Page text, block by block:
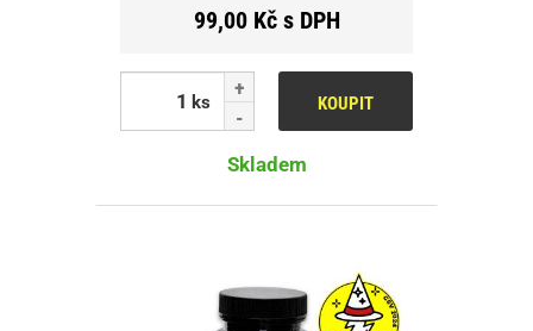
99,00 Kč s DPH
ks KOUPIT
Skladem